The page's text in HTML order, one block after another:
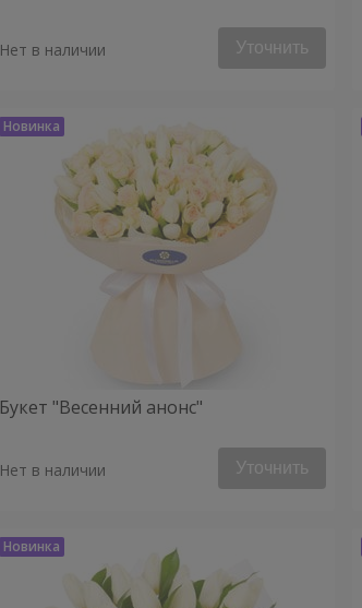
Нет в наличии Уточнить
Букет "Весенний анонс"
Нет в наличии Уточнить